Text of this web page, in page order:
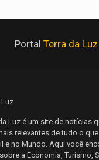
Portal Terra da Luz
Luz
Luz é um site de notícias
relevantes de tudo o
e no Mundo. Aqui você
a Economia, Turismo,